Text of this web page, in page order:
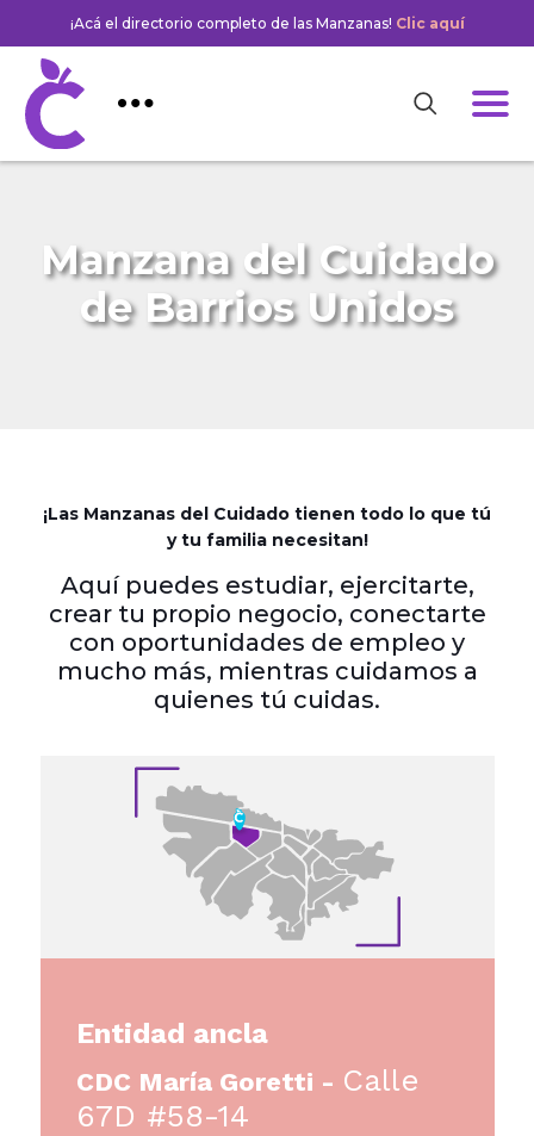
¡Acá el directorio completo de las Manzanas! Clic aquí
Manzana del Cuidado
de Barrios Unidos
¡Las Manzanas del Cuidado tienen todo lo que tú
y tu familia necesitan!
Aquí puedes estudiar, ejercitarte,
crear tu propio negocio, conectarte
con oportunidades de empleo y
mucho más, mientras cuidamos a
quienes tú cuidas.
Entidad ancla
CDC María Goretti - Calle
67D #58-14